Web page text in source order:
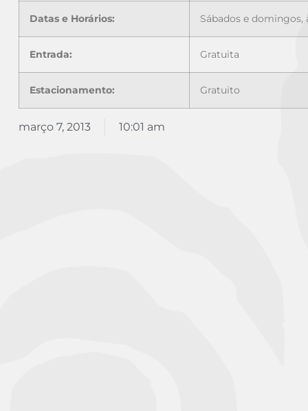
Datas e Horários: Sábados e domingos,
Entrada: Gratuita
Estacionamento: Gratuito
março 7, 2013 10:01 am